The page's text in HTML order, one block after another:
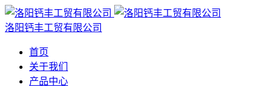
洛阳钙丰工贸有限公司
首页
关于我们
产品中心